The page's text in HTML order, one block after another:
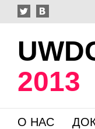
2013
О НАС